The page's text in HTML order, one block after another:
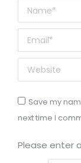
Name *
Email *
Website
Save my
next time I
Please enter